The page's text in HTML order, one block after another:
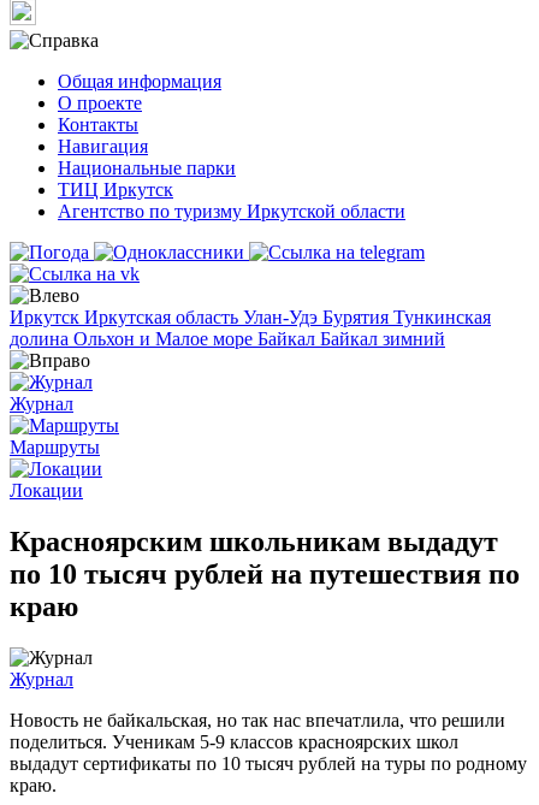
Общая информация
О проекте
Контакты
Навигация
Национальные парки
ТИЦ Иркутск
Агентство по туризму Иркутской области
Иркутск Иркутская область Улан-Удэ Бурятия Тункинская
долина Ольхон и Малое море Байкал Байкал зимний
Журнал
Маршруты
Локации
Красноярским школьникам выдадут
по 10 тысяч рублей на путешествия по
краю
Журнал
Новость не байкальская, но так нас впечатлила, что решили
поделиться. Ученикам 5-9 классов красноярских школ
выдадут сертификаты по 10 тысяч рублей на туры по родному
краю.